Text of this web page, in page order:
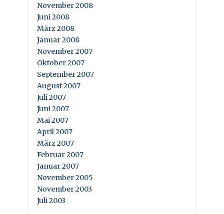
November 2008
Juni 2008
März 2008
Januar 2008
November 2007
Oktober 2007
September 2007
August 2007
Juli 2007
Juni 2007
Mai 2007
April 2007
März 2007
Februar 2007
Januar 2007
November 2005
November 2003
Juli 2003